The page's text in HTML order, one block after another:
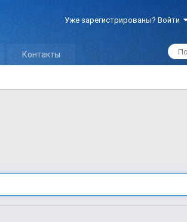
Уже зарегистрированы? Войти
Контакты